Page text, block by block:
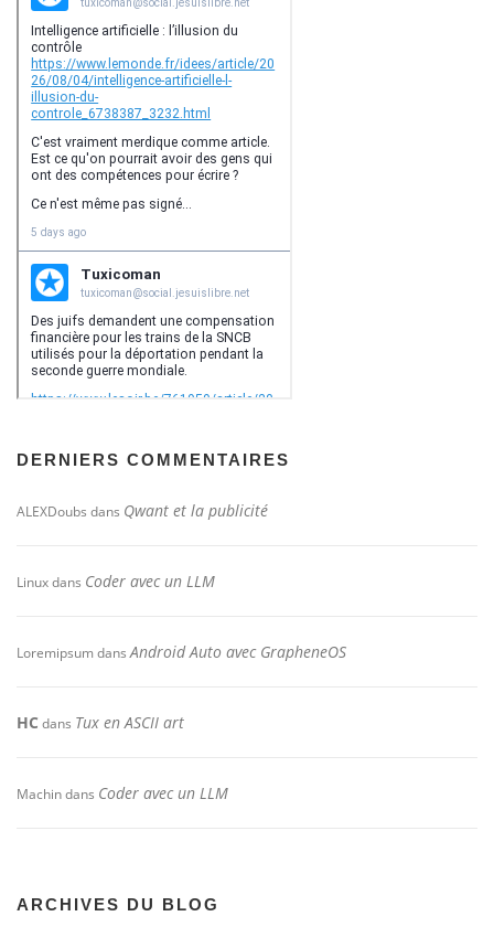
DERNIERS COMMENTAIRES
ALEXDoubs dans Qwant et la publicité
Linuxdans Coder avec un LLM
LoremipsumdansAndroid Auto avec GrapheneOS
HC dans Tux en ASCII art
Machindans Coder avec un LLM
ARCHIVES DU BLOG